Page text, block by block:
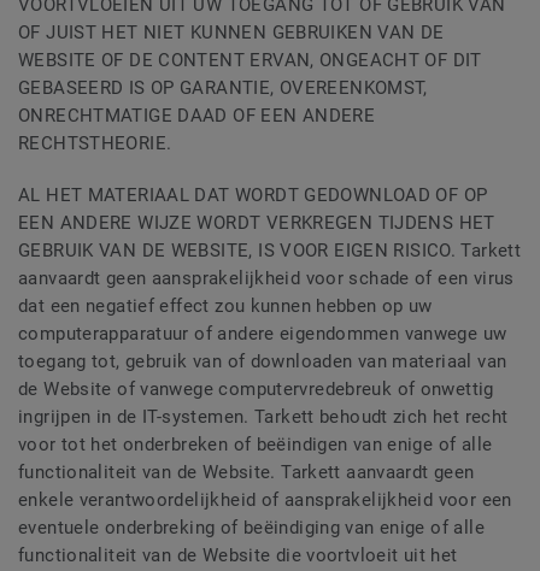
VOORTVLOEIEN UIT UW TOEGANG TOT OF GEBRUIK VAN
OF JUIST HET NIET KUNNEN GEBRUIKEN VAN DE
WEBSITE OF DE CONTENT ERVAN, ONGEACHT OF DIT
GEBASEERD IS OP GARANTIE, OVEREENKOMST,
ONRECHTMATIGE DAAD OF EEN ANDERE
RECHTSTHEORIE.
AL HET MATERIAAL DAT WORDT GEDOWNLOAD OF OP
EEN ANDERE WIJZE WORDT VERKREGEN TIJDENS HET
GEBRUIK VAN DE WEBSITE, IS VOOR EIGEN RISICO. Tarkett
aanvaardt geen aansprakelijkheid voor schade of een virus
dat een negatief effect zou kunnen hebben op uw
computerapparatuur of andere eigendommen vanwege uw
toegang tot, gebruik van of downloaden van materiaal van
de Website of vanwege computervredebreuk of onwettig
ingrijpen in de IT-systemen. Tarkett behoudt zich het recht
voor tot het onderbreken of beëindigen van enige of alle
functionaliteit van de Website. Tarkett aanvaardt geen
enkele verantwoordelijkheid of aansprakelijkheid voor een
eventuele onderbreking of beëindiging van enige of alle
functionaliteit van de Website die voortvloeit uit het